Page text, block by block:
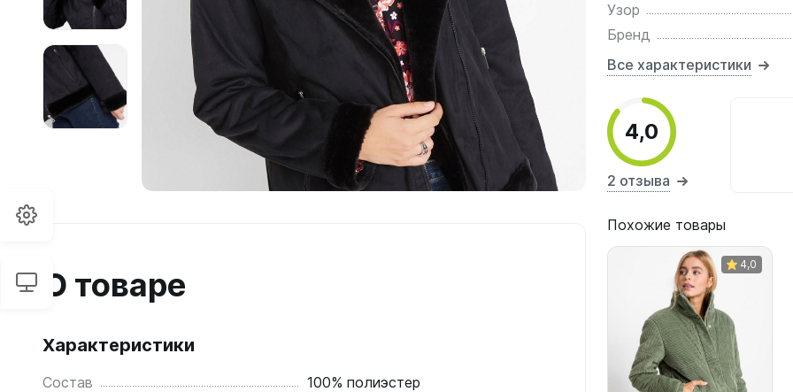
Узор
Бренд
Все характеристики
4,0
2 отзыва
Похожие товары
4,0
О товаре
Характеристики
Состав
100% полиэстер